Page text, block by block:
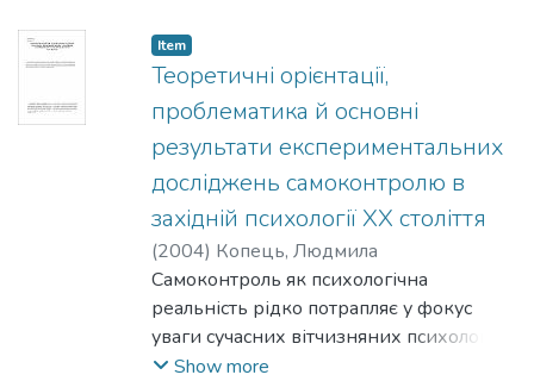
її ціннісні виміри на основі результатів
проведеного дослідження.
Item
Теоретичні орієнтації,
проблематика й основні
результати експериментальних
досліджень самоконтролю в
західній психології XX століття
(2004) Копець, Людмила
Самоконтроль як психологічна
реальність рідко потрапляє у фокус
уваги сучасних вітчизняних психологів
як головний предмет вивчення. Проте в
Show more